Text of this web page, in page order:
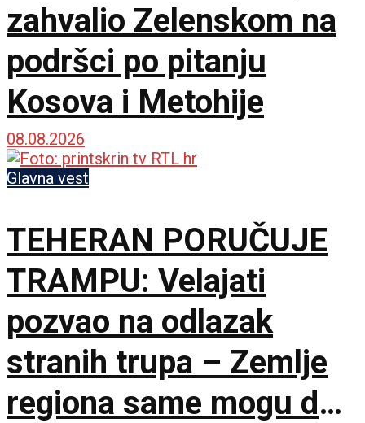
zahvalio Zelenskom na
podršci po pitanju
Kosova i Metohije
08.08.2026
Glavna vest
TEHERAN PORUČUJE
TRAMPU: Velajati
pozvao na odlazak
stranih trupa – Zemlje
regiona same mogu da